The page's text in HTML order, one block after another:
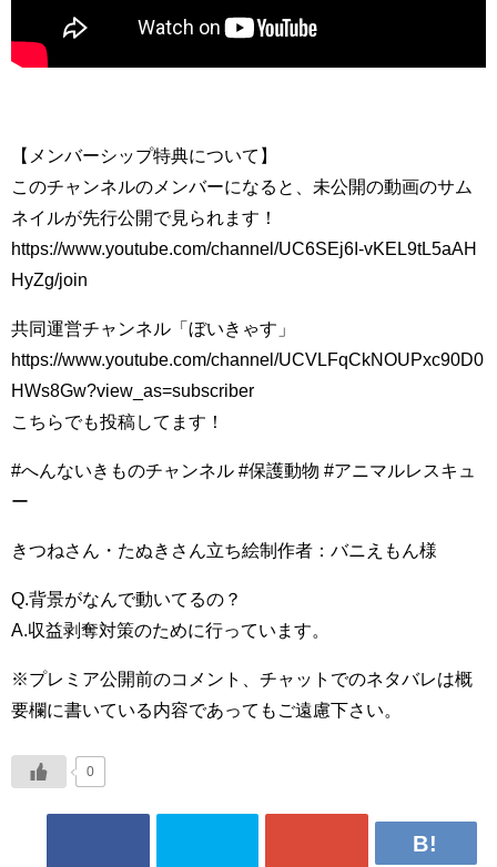
【メンバーシップ特典について】
このチャンネルのメンバーになると、未公開の動画のサム
ネイルが先行公開で見られます！
https://www.youtube.com/channel/UC6SEj6I-vKEL9tL5aAH
HyZg/join
共同運営チャンネル「ぼいきゃす」
https://www.youtube.com/channel/UCVLFqCkNOUPxc90D0
HWs8Gw?view_as=subscriber
こちらでも投稿してます！
#へんないきものチャンネル #保護動物 #アニマルレスキュ
ー
きつねさん・たぬきさん立ち絵制作者：バニえもん様
Q.背景がなんで動いてるの？
A.収益剥奪対策のために行っています。
※プレミア公開前のコメント、チャットでのネタバレは概
要欄に書いている内容であってもご遠慮下さい。
0